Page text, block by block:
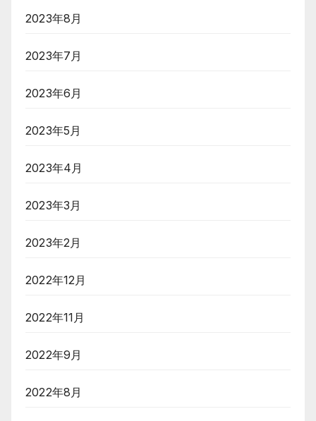
2023年8月
2023年7月
2023年6月
2023年5月
2023年4月
2023年3月
2023年2月
2022年12月
2022年11月
2022年9月
2022年8月